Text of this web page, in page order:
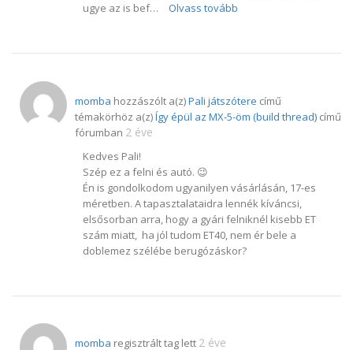
ugye az is bef…
Olvass tovább
momba hozzászólt a(z)Pali játszótere című
témakörhöz a(z)Így épül az MX-5-öm (build thread) című
fórumban 2 éve
Kedves Pali!
Szép ez a felni és autó. 😉
Én is gondolkodom ugyanilyen vásárlásán, 17-es
méretben. A tapasztalataidra lennék kíváncsi,
elsősorban arra, hogy a gyári felniknél kisebb ET
szám miatt, ha jól tudom ET40, nem ér bele a
doblemez szélébe berugózáskor?
momba regisztrált tag lett 2 éve